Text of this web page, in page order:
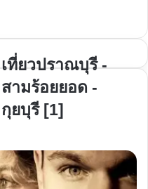
เที่ยว
ปราณบุรี
-
สาม
ยอด
-
กุยบุรี
เที่ยวปราณบุรี -
สามร้อยยอด -
กุยบุรี [1]